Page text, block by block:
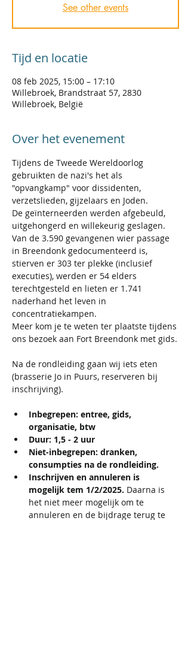
See other events
Tijd en locatie
08 feb 2025, 15:00 – 17:10
Willebroek, Brandstraat 57, 2830
Willebroek, België
Over het evenement
Tijdens de Tweede Wereldoorlog
gebruikten de nazi's het als
"opvangkamp" voor dissidenten,
verzetslieden, gijzelaars en Joden.
De geïnterneerden werden afgebeuld,
uitgehongerd en willekeurig geslagen.
Van de 3.590 gevangenen wier passage
in Breendonk gedocumenteerd is,
stierven er 303 ter plekke (inclusief
executies), werden er 54 elders
terechtgesteld en lieten er 1.741
naderhand het leven in
concentratiekampen.
Meer kom je te weten ter plaatste tijdens
ons bezoek aan Fort Breendonk met gids.
Na de rondleiding gaan wij iets eten
(brasserie Jo in Puurs, reserveren bij
inschrijving).
Inbegrepen: entree, gids,
organisatie, btw
Duur: 1,5 - 2 uur
Niet-inbegrepen: dranken,
consumpties na de rondleiding.
Inschrijven en annuleren is
mogelijk tem 1/2/2025. Daarna is
het niet meer mogelijk om te
annuleren en de bijdrage terug te